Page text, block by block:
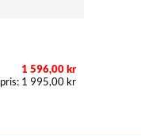
1 596,00 kr
1 995,00 kr